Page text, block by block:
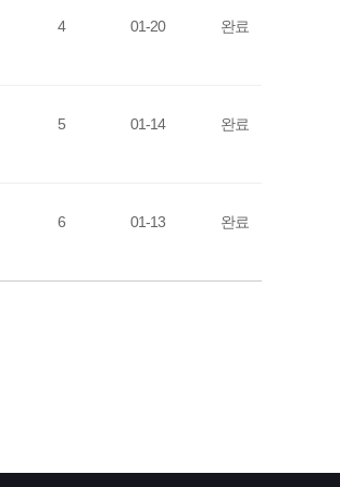
4 01-20 완료
5 01-14 완료
6 01-13 완료